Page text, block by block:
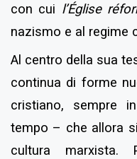
con cui l’Église
nazismo e al regime
Al centro della sua
continua di forme
cristiano, sempre
tempo – che allora
cultura marxista.